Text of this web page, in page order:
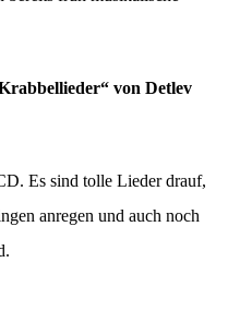
von Detlev
Es sind tolle Lieder drauf,
anregen und auch noch